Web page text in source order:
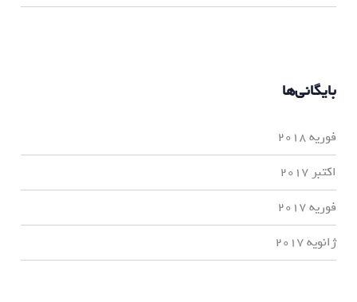
بایگانی‌ها
فوریه 2018
اکتبر 2017
فوریه 2017
ژانویه 2017